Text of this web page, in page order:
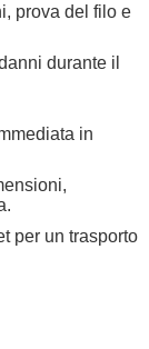
prova del filo e
durante il
in
per un trasporto